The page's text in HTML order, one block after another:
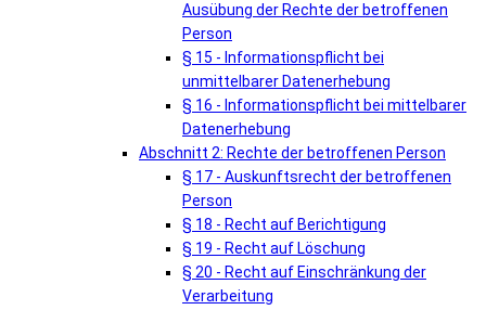
Ausübung der Rechte der betroffenen
Person
§ 15 - Informationspflicht bei
unmittelbarer Datenerhebung
§ 16 - Informationspflicht bei mittelbarer
Datenerhebung
Abschnitt 2: Rechte der betroffenen Person
§ 17 - Auskunftsrecht der betroffenen
Person
§ 18 - Recht auf Berichtigung
§ 19 - Recht auf Löschung
§ 20 - Recht auf Einschränkung der
Verarbeitung